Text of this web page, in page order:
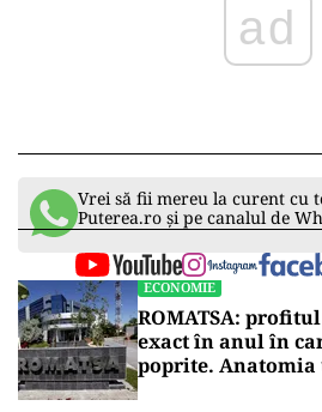
ad
Vrei să fii mereu la curent cu
Puterea.ro și pe canalul de
ECONOMIE
ROMATSA:
exact în anul în
poprite.